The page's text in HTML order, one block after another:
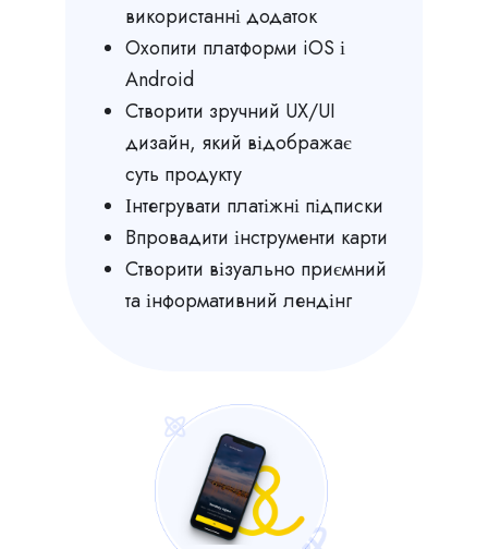
використанні додаток
Охопити платформи iOS і
Android
Створити зручний UX/UI
дизайн, який відображає
суть продукту
Інтегрувати платіжні підписки
Впровадити інструменти карти
Створити візуально приємний
та інформативний лендінг